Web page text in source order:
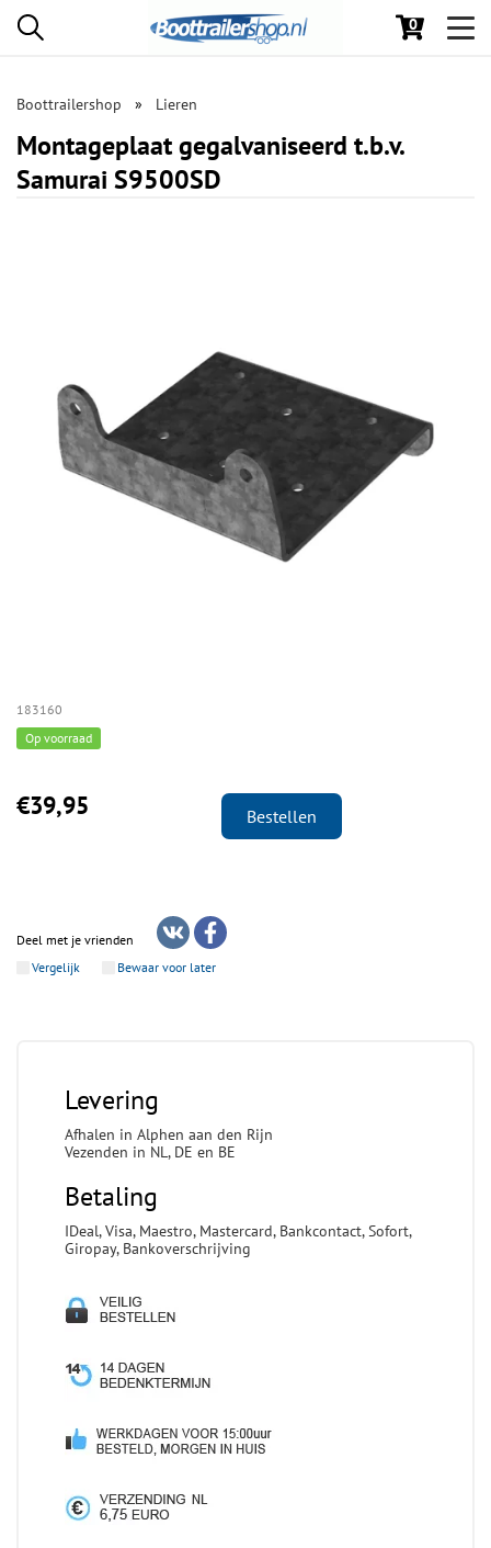
0
Boottrailershop Lieren
Montageplaat gegalvaniseerd t.b.v.
Samurai S9500SD
183160
Op voorraad
€39,95 Bestellen
Deel met je vrienden
Vergelijk
Bewaar voor later
Levering
Afhalen in Alphen aan den Rijn
Vezenden in NL, DE en BE
Betaling
IDeal, Visa, Maestro, Mastercard, Bankcontact, Sofort,
Giropay, Bankoverschrijving